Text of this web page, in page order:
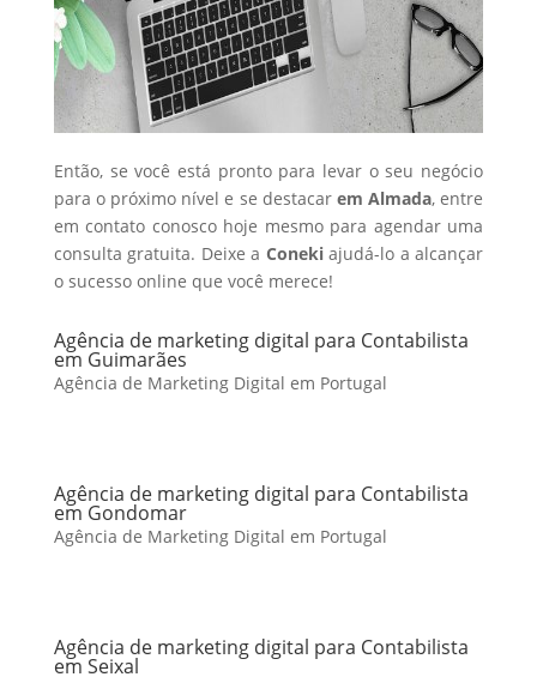
Então, se você está pronto para levar o seu negócio
para o próximo nível e se destacar em Almada, entre
em contato conosco hoje mesmo para agendar uma
consulta gratuita. Deixe a Conekiajudá-lo a alcançar
o sucesso online que você merece!
Agência de marketing digital para Contabilista
em Guimarães
Agência de Marketing Digital em Portugal
Agência de marketing digital para Contabilista
em Gondomar
Agência de Marketing Digital em Portugal
Agência de marketing digital para Contabilista
em Seixal